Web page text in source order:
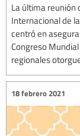
La última reunión
Internacional de
centró en
Congreso
regionales
18 febrero 2021